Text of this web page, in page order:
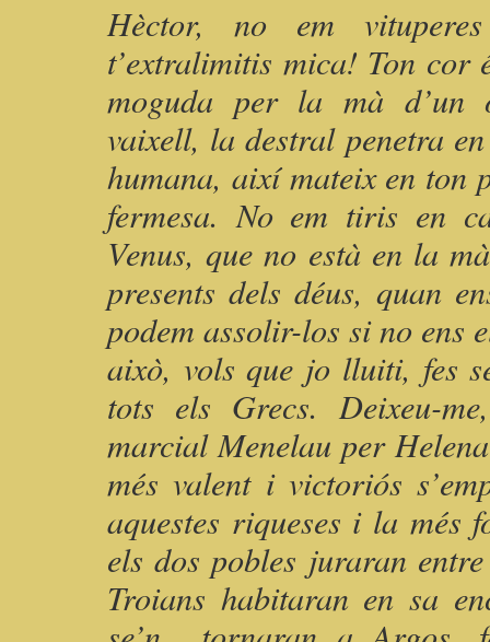
Hèctor, no em
t’extralimitis mica! Ton cor
moguda per la mà d’un
vaixell, la destral penetra
humana, així mateix en ton
fermesa. No em tiris en
Venus, que no està en la
presents dels déus, quan
podem assolir-los si no ens
això, vols que jo lluiti, fes
tots els Grecs. Deixeu-
marcial Menelau per
més valent i victoriós
aquestes riqueses i la més
els dos pobles juraran
Troians habitaran en sa